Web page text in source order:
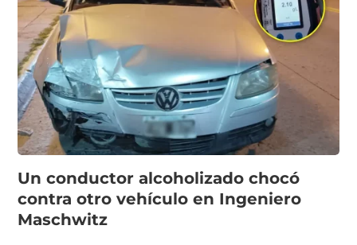
Un conductor alcoholizado chocó
contra otro vehículo en Ingeniero
Maschwitz